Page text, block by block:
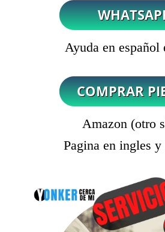
Ayuda en español
Amazon (otro
Pagina en ingles y